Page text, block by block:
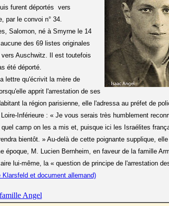
furent déportés vers
par le convoi n° 34.
Salomon, né à Smyrne le 14
des 69 listes originales
Auschwitz. Il est toutefois
été déporté.
lettre qu'écrivit la mère de
apprit l'arrestation de ses
la région parisienne, elle l'adressa au préfet de
Inférieure : « Je vous serais très humblement
camp on les a mis et, puisque ici les Israélites
bientôt. » Au-delà de cette poignante supplique,
époque, M. Lucien Bernheim, en faveur de la famille
lui-même, la « question de principe de l'arrestation
et document allemand)
Angel